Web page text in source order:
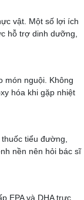
vật. Một số lợi ích
hỗ trợ dinh dưỡng,
món nguội. Không
hóa khi gặp nhiệt
tiểu đường,
nền nên hỏi bác sĩ
EPA và DHA trực